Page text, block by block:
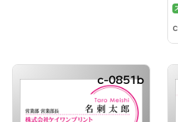
c-0851b